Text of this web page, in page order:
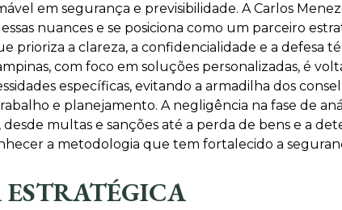
em segurança e previsibilidade. A Carlos
nuances e se posiciona como um parceiro
a clareza, a confidencialidade e a defesa
com foco em soluções personalizadas, é
específicas, evitando a armadilha dos
e planejamento. A negligência na fase de
multas e sanções até a perda de bens e a
a metodologia que tem fortalecido a